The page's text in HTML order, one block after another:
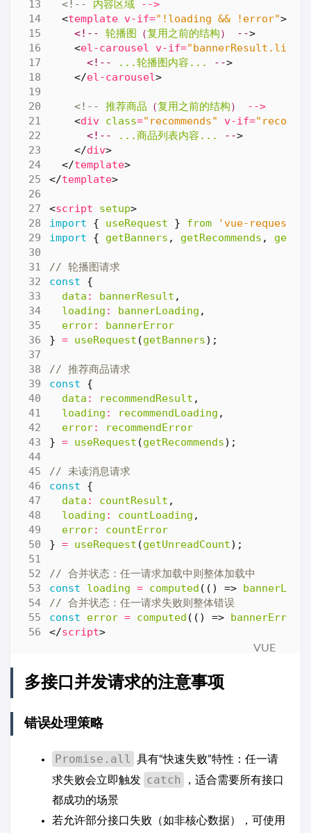
<!-- 内容区域
-->
<template v-if="!loading && !error">
<!--
轮播图 （复用之前的结构） -->
<el-carousel v-if=
<!--
...轮播图内容... -->
</el-carousel>
<!-- 推荐商品 （复用之前的结构）
-->
<div class="recommends" v-if=
<!--
...商品列表内容... -->
</div>
</template>
</template>
<script setup>
import
{ useRequest } from 'vue-request'
import
{ getBanners , getRecommends ,
const
{
data : bannerResult ,
loading : bannerLoading ,
error:
bannerError
} = useRequest (getBanners);
const
{
data : recommendResult ,
loading : recommendLoading ,
error:
recommendError
} = useRequest (getRecommends);
const
{
data : countResult ,
loading : countLoading ,
error:
countError
} = useRequest (getUnreadCount);
const
loading = computed (() =>
const
error = computed (() => bannerError
</script>
多接口并发请求的注意事项
错误处理策略
Promise.all
具有“快速失败”特性：任一请
求失败会立即触发 catch
，适合需要所有接口
都成功的场景
若允许部分接口失败（如非核心数据），可使用